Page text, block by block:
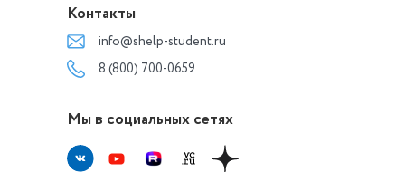
Контакты
info@shelp-student.ru
8 (800) 700-0659
Мы в социальных сетях